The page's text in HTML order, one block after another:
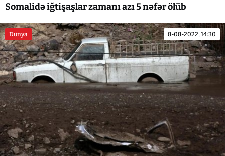
Somalidə iğtişaşlar zamanı azı 5 nəfər ölüb
Dünya 8-08-2022, 14:30